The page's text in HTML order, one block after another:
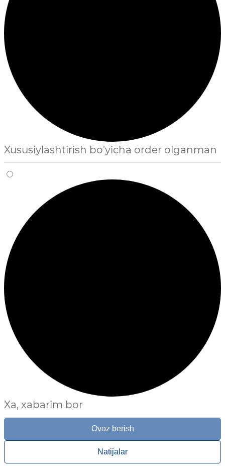
Xususiylashtirish bo'yicha order olganman
Xa, xabarim bor
Ovoz berish
Natijalar